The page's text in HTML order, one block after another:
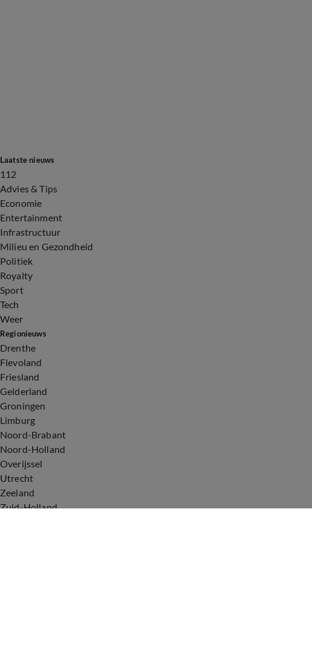
Laatste nieuws
112
Advies & Tips
Economie
Entertainment
Infrastructuur
Milieu en Gezondheid
Politiek
Royalty
Sport
Tech
Weer
Regionieuws
Drenthe
Flevoland
Friesland
Gelderland
Groningen
Limburg
Noord-Brabant
Noord-Holland
Overijssel
Utrecht
Zeeland
Zuid-Holland